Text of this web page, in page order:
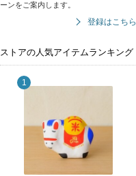
ーンをご案内します。
登録はこちら
ストアの人気アイテムランキング